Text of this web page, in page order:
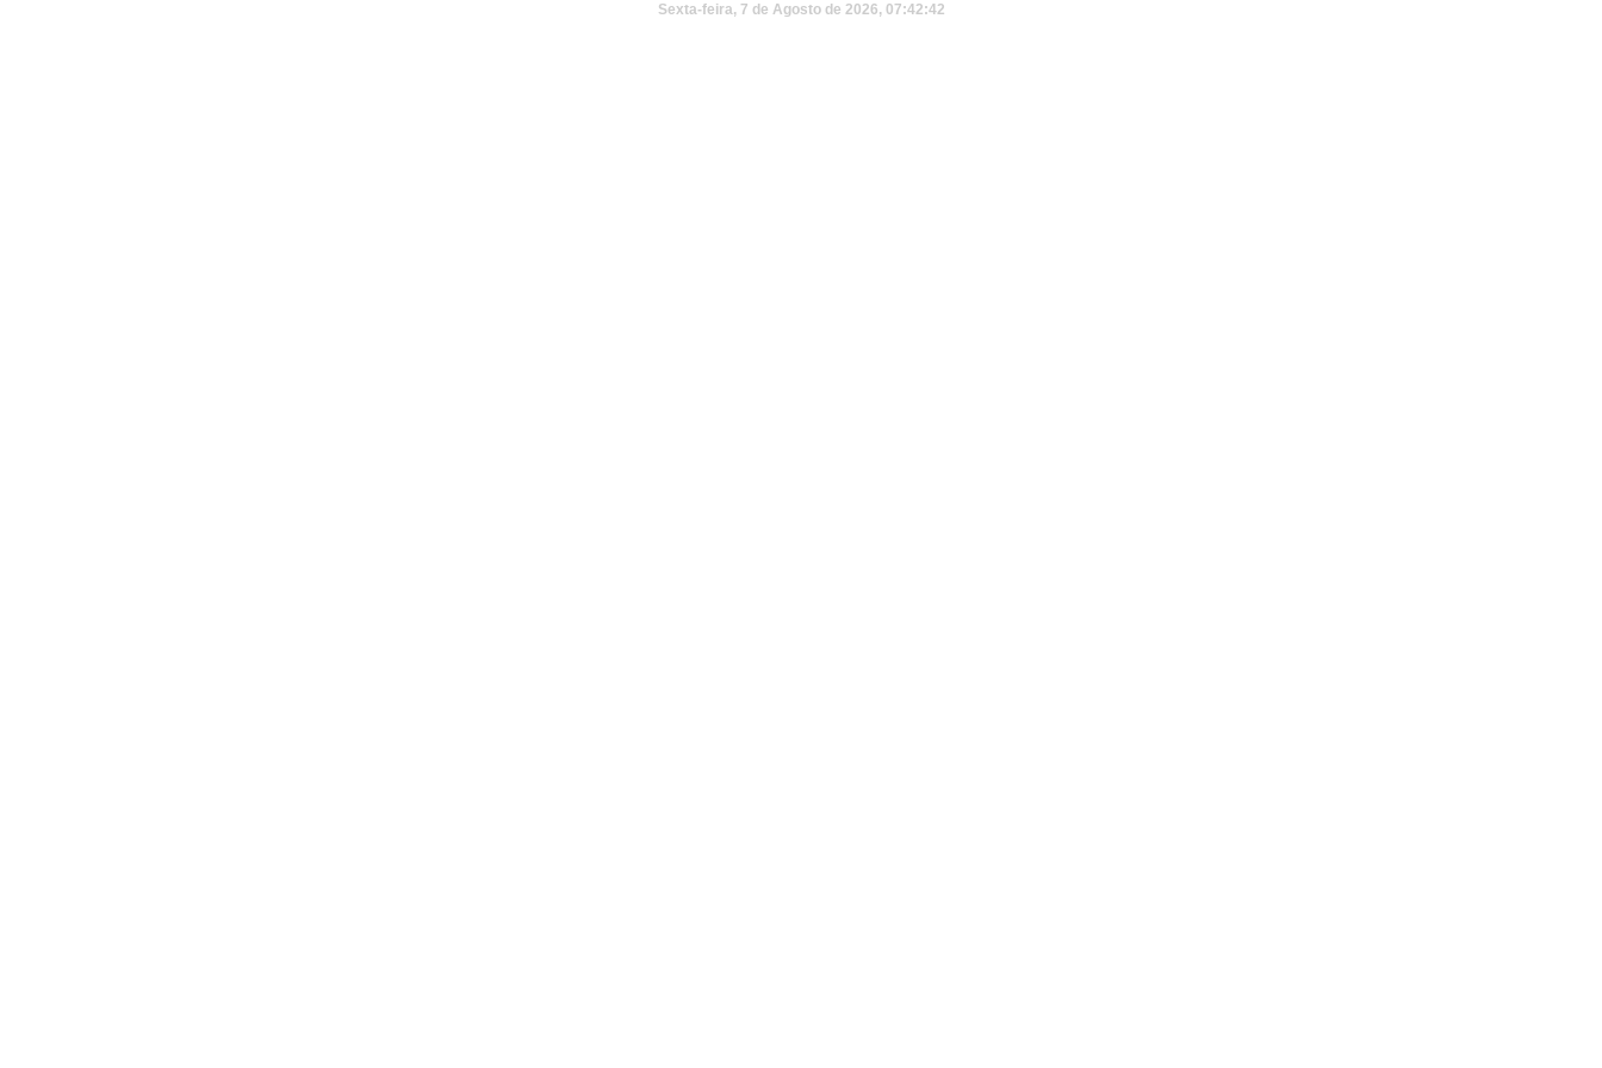
Sexta-feira, 7 de Agosto de 2026, 07:42:42